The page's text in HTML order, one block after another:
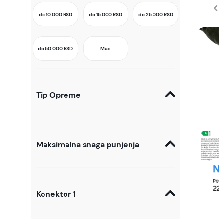
do 10.000RSD do 15.000RSD do 25.000RSD
do 50.000RSD Max
Tip Opreme
Maksimalna snaga punjenja
Konektor 1